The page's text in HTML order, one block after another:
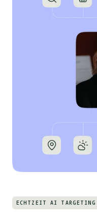
ECHTZEIT AI TARGETING